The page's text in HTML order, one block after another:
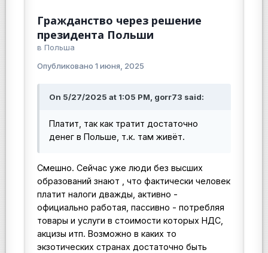
Гражданство через решение
президента Польши
в Польша
Опубликовано 1 июня, 2025
On 5/27/2025 at 1:05 PM, gorr73 said:
Платит, так как тратит достаточно
денег в Польше, т.к. там живёт.
Смешно. Сейчас уже люди без высших
образований знают , что фактически человек
платит налоги дважды, активно -
официально работая, пассивно - потребляя
товары и услуги в стоимости которых НДС,
акцизы итп. Возможно в каких то
экзотических странах достаточно быть